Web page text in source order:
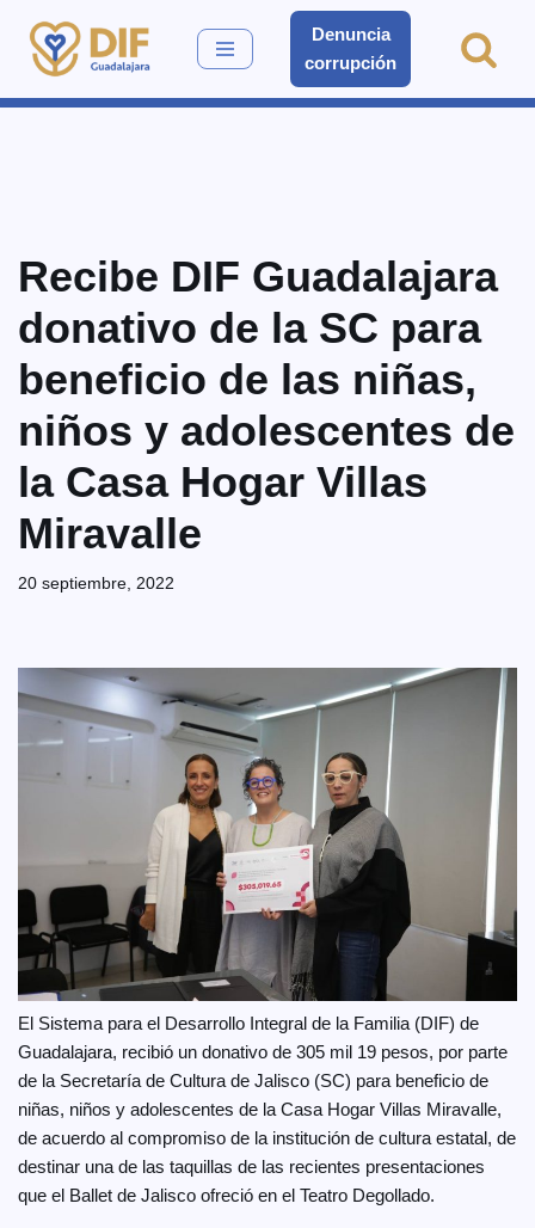
Saltar
Denuncia
corrupción
Recibe DIF Guadalajara
donativo de la SC para
beneficio de las niñas,
niños y adolescentes de
la Casa Hogar Villas
Miravalle
20 septiembre, 2022
El Sistema para el Desarrollo Integral de la Familia (DIF) de
Guadalajara, recibió un donativo de 305 mil 19 pesos, por parte
de la Secretaría de Cultura de Jalisco (SC) para beneficio de
niñas, niños y adolescentes de la Casa Hogar Villas Miravalle,
de acuerdo al compromiso de la institución de cultura estatal, de
destinar una de las taquillas de las recientes presentaciones
que el Ballet de Jalisco ofreció en el Teatro Degollado.